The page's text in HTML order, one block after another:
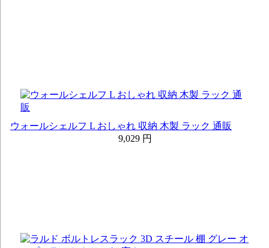
ウォールシェルフ L おしゃれ 収納 木製 ラック 通販
9,029 円